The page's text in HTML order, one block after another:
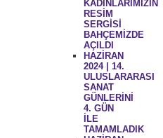
KADINLARIMIZIN
RESİM
SERGİSİ
BAHÇEMİZDE
AÇILDI
HAZİRAN
2024 | 14.
ULUSLARARASI
SANAT
GÜNLERİNİ
4. GÜN
İLE
TAMAMLADIK